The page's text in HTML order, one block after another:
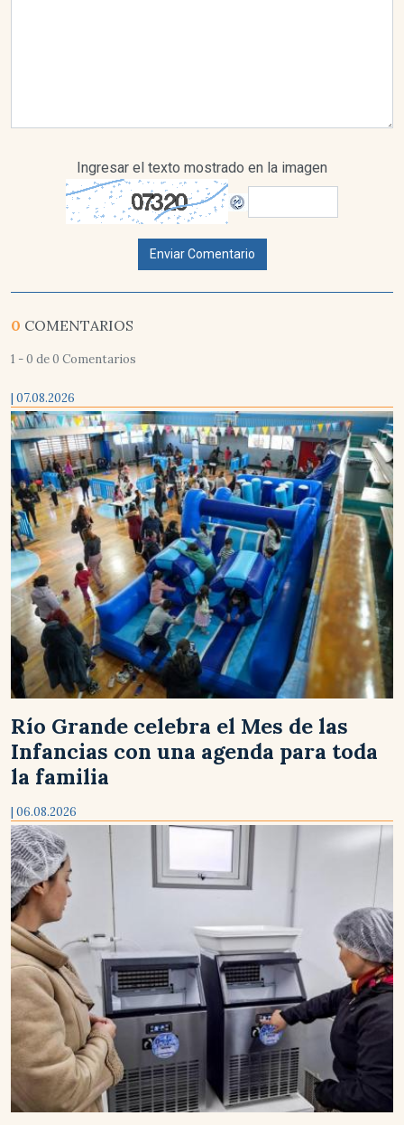
Ingresar el texto mostrado en la imagen
Enviar Comentario
0 COMENTARIOS
1 - 0 de 0 Comentarios
| 07.08.2026
Río Grande celebra el Mes de las
Infancias con una agenda para toda
la familia
| 06.08.2026